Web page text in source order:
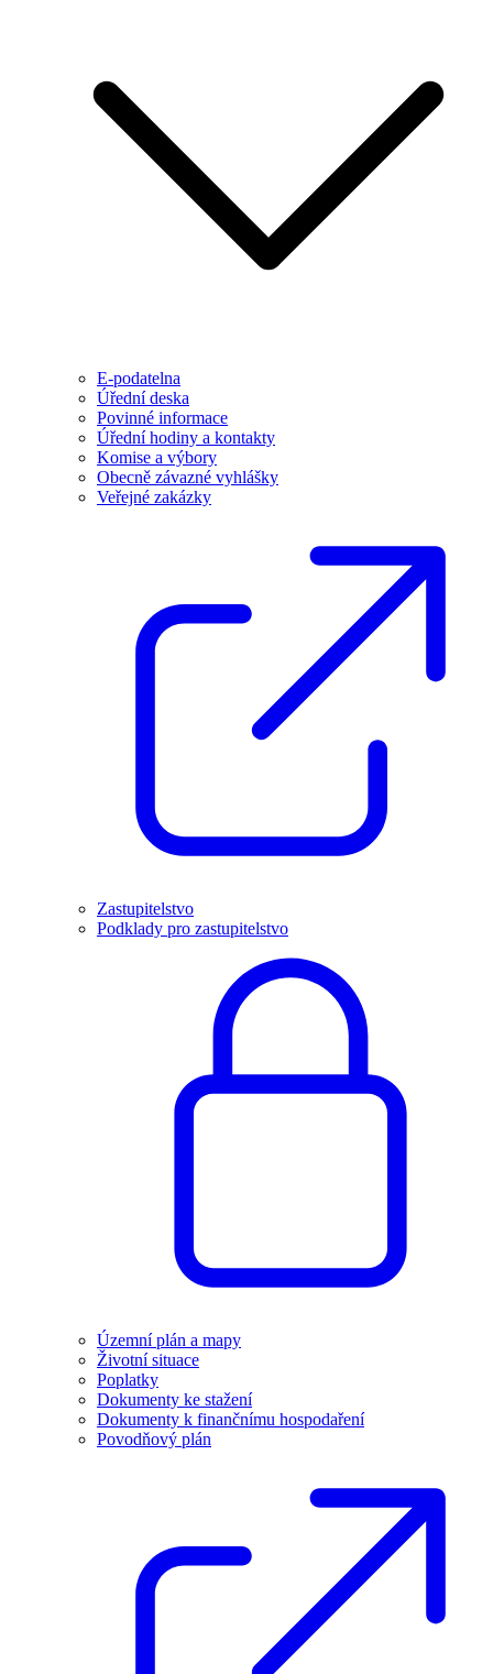
E-podatelna
Úřední deska
Povinné informace
Úřední hodiny a kontakty
Komise a výbory
Obecně závazné vyhlášky
Veřejné zakázky
Zastupitelstvo
Podklady pro zastupitelstvo
Územní plán a mapy
Životní situace
Poplatky
Dokumenty ke stažení
Dokumenty k finančnímu hospodaření
Povodňový plán